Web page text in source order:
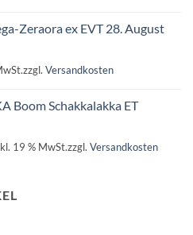
Zeraora ex EVT 28. August
zzgl. Versandkosten
Boom Schakkalakka ET
19 % MwSt.zzgl. Versandkosten